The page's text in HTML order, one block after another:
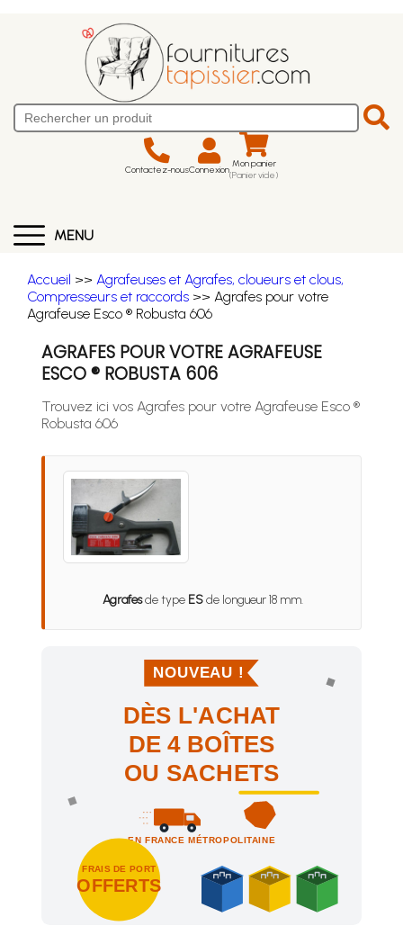
Contactez-nousConnexion Mon panier
(Panier vide)
MENU
Accueil >> Agrafeuses et Agrafes, cloueurs et clous,
Compresseurs et raccords >> Agrafes pour votre
Agrafeuse Esco ® Robusta 606
AGRAFES POUR VOTRE AGRAFEUSE
ESCO ® ROBUSTA 606
Trouvez ici vos Agrafes pour votre Agrafeuse Esco ®
Robusta 606
Agrafesde type ESde longueur 18 mm.
NOUVEAU !
DÈS L'ACHAT
DE 4 BOÎTES
OU SACHETS
EN FRANCE MÉTROPOLITAINE
FRAIS DE PORT
OFFERTS